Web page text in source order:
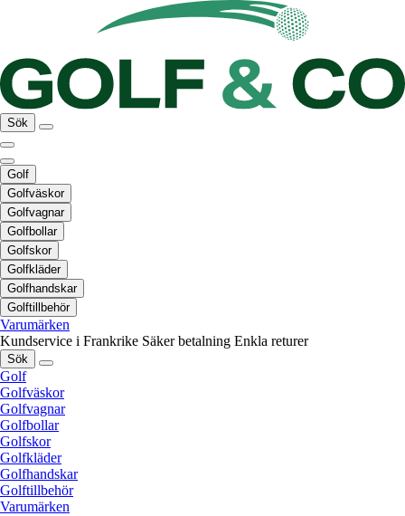
Sök
Golf
Golfväskor
Golfvagnar
Golfbollar
Golfskor
Golfkläder
Golfhandskar
Golftillbehör
Varumärken
Kundservice i Frankrike Säker betalning Enkla returer
Sök
Golf
Golfväskor
Golfvagnar
Golfbollar
Golfskor
Golfkläder
Golfhandskar
Golftillbehör
Varumärken